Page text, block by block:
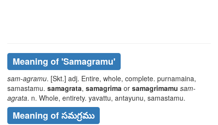
Meaning of 'samagramu'
sam-agramu. [Skt.] adj. Entire, whole, complete. purnamaina,
samastamu. samagrata, samagrima or samagrimamu sam-
agrata. n. Whole, entirety. yavattu, antayunu, samastamu.
Meaning of సమగ్రము